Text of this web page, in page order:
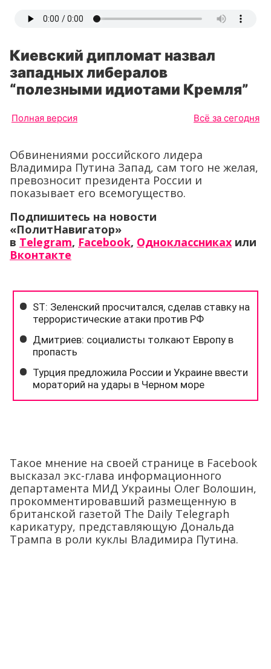
Киевский дипломат назвал
западных либералов
“полезными идиотами Кремля”
Полная версия Всё за сегодня
Обвинениями российского лидера
Владимира Путина Запад, сам того не желая,
превозносит президента России и
показывает его всемогущество.
Подпишитесь на новости
«ПолитНавигатор»
в Telegram, Facebook, Одноклассниках или
Вконтакте
Такое мнение на своей странице в Facebook
высказал экс-глава информационного
департамента МИД Украины Олег Волошин,
прокомментировавший размещенную в
британской газетой The Daily Telegraph
карикатуру, представляющую Дональда
Трампа в роли куклы Владимира Путина.